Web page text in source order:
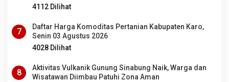
4112 Dilihat
7
Daftar Harga Komoditas Pertanian Kabupaten Karo,
Senin 03 Agustus 2026
4028 Dilihat
8
Aktivitas Vulkanik Gunung Sinabung Naik, Warga dan
Wisatawan Diimbau Patuhi Zona Aman